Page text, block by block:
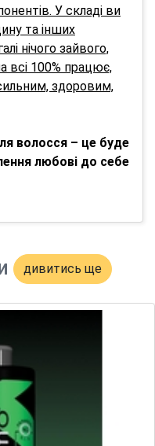
У складі ви
та інших
нічого зайвого,
всі 100% працює,
здоровим,
волосся – це буде
любові до себе
дивитись ще